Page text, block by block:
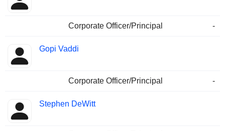
Corporate Officer/Principal -
Gopi Vaddi
Corporate Officer/Principal -
Stephen DeWitt